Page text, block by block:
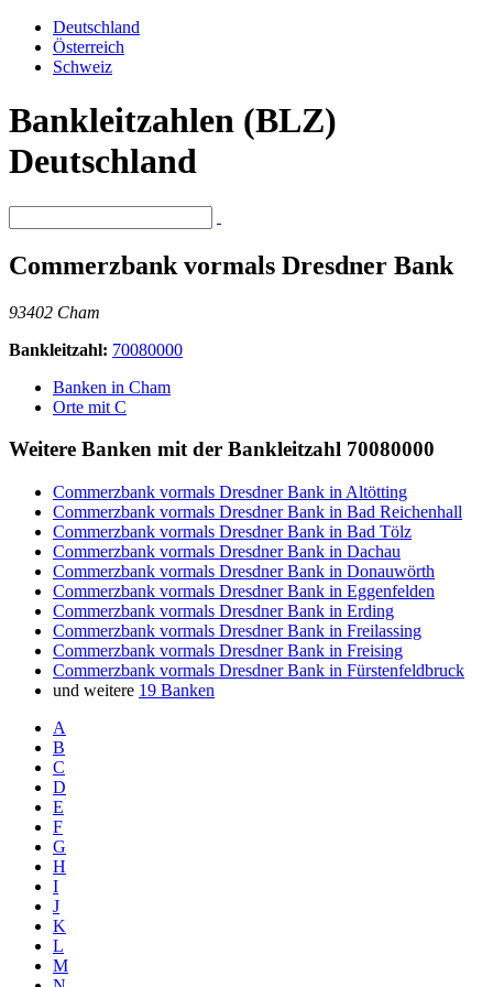
Deutschland
Österreich
Schweiz
Bankleitzahlen (BLZ)
Deutschland
Commerzbank vormals Dresdner Bank
93402 Cham
Bankleitzahl: 70080000
Banken in Cham
Orte mit C
Weitere Banken mit der Bankleitzahl 70080000
Commerzbank vormals Dresdner Bank in Altötting
Commerzbank vormals Dresdner Bank in Bad Reichenhall
Commerzbank vormals Dresdner Bank in Bad Tölz
Commerzbank vormals Dresdner Bank in Dachau
Commerzbank vormals Dresdner Bank in Donauwörth
Commerzbank vormals Dresdner Bank in Eggenfelden
Commerzbank vormals Dresdner Bank in Erding
Commerzbank vormals Dresdner Bank in Freilassing
Commerzbank vormals Dresdner Bank in Freising
Commerzbank vormals Dresdner Bank in Fürstenfeldbruck
und weitere 19 Banken
A
B
C
D
E
F
G
H
I
J
K
L
M